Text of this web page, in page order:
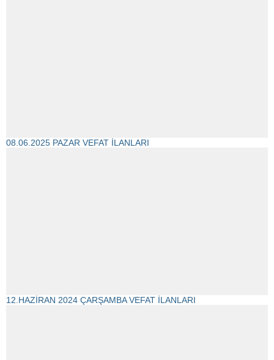
08.06.2025 PAZAR VEFAT İLANLARI
12.HAZİRAN 2024 ÇARŞAMBA VEFAT İLANLARI